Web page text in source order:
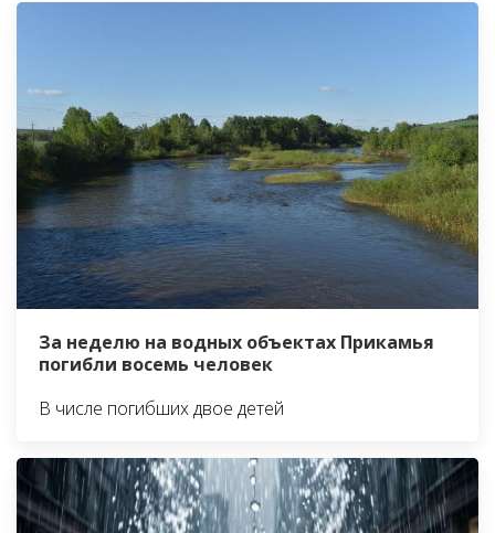
За неделю на водных объектах Прикамья
погибли восемь человек
В числе погибших двое детей